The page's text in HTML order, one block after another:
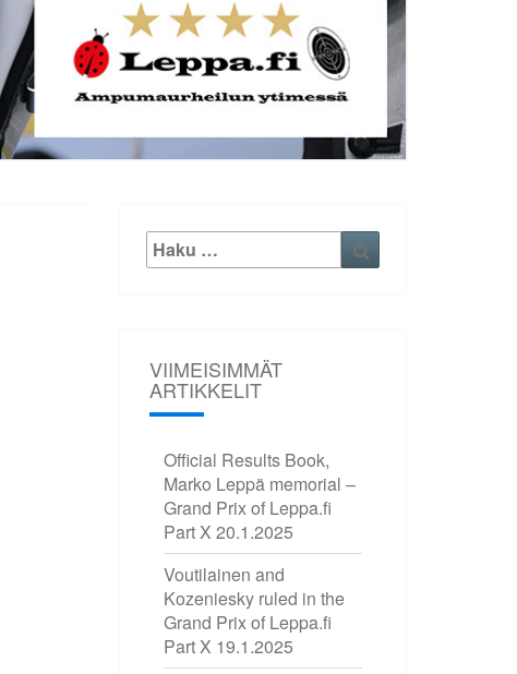
Etsi:
VIIMEISIMMÄT
ARTIKKELIT
Official Results Book,
Marko Leppä memorial –
Grand Prix of Leppa.fi
Part X 20.1.2025
Voutilainen and
Kozeniesky ruled in the
Grand Prix of Leppa.fi
Part X 19.1.2025